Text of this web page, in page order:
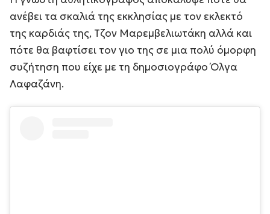
ανέβει τα σκαλιά της εκκλησίας με τον εκλεκτό
της καρδιάς της, Τζον Μαρεμβελιωτάκη αλλά και
πότε θα βαφτίσει τον γιο της σε μια πολύ όμορφη
συζήτηση που είχε με τη δημοσιογράφο Όλγα
Λαφαζάνη.